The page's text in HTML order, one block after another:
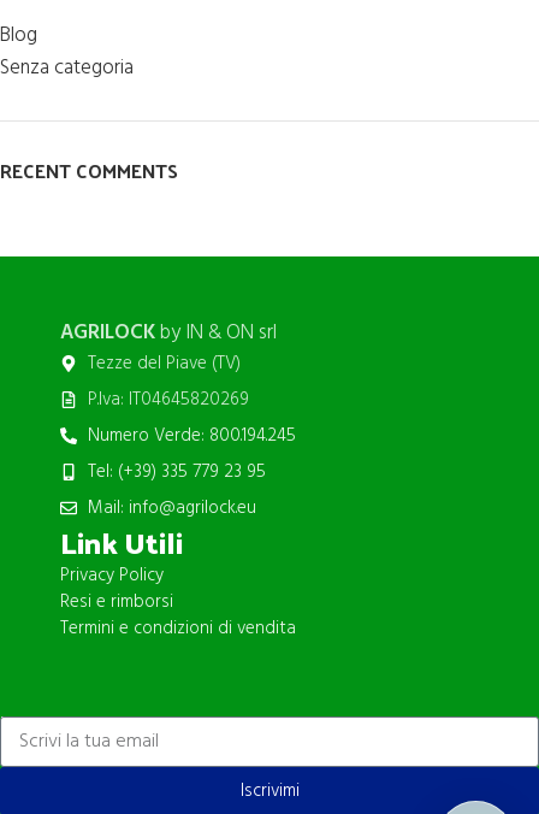
Blog
Senza categoria
RECENT COMMENTS
AGRILOCKby IN & ON srl
Tezze del Piave (TV)
P.Iva: IT04645820269
Numero Verde: 800.194.245
Tel: (+39) 335 779 23 95
Mail: info@agrilock.eu
Link Utili
Privacy Policy
Resi e rimborsi
Termini e condizioni di vendita
ISCRIVITI ALLA NEWSLETTER
Iscrivimi